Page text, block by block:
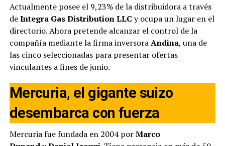
Actualmente posee el 9,23% de la distribuidora a través
deIntegra Gas Distribution LLC y ocupa un lugar en el
directorio. Ahora pretende alcanzar el control de la
compañía mediante la firma inversoraAndina, una de
las cinco seleccionadas para presentar ofertas
vinculantes a fines de junio.
Mercuria, el gigante suizo
desembarca con fuerza
Mercuria fue fundada en 2004 porMarco